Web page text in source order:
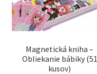
Magnetická kniha –
Obliekanie bábiky (51
kusov)